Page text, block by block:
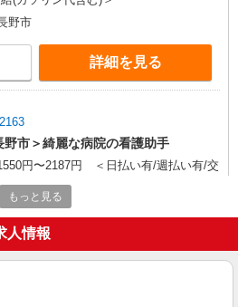
野市
詳細を見る
野市＞綺麗な病院の看護助手
円〜2187円 ＜日払い有/週払い有/交
給(ガソリン代含む)＞
野市
もっと見る
人情報